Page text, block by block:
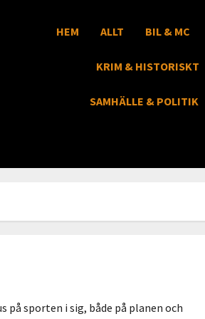
HEM ALLT BIL & MC
KRIM & HISTORISKT
SAMHÄLLE & POLITIK
sporten i sig, både på planen och